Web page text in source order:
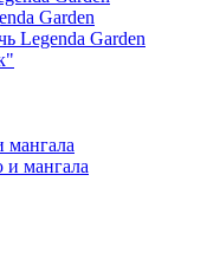
Garden
Legenda Garden
мангала
и мангала